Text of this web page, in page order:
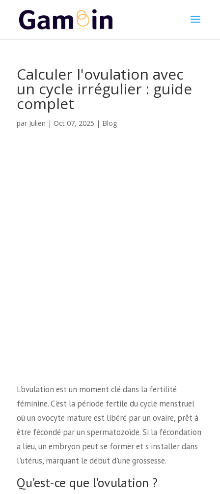
Calculer l'ovulation avec
un cycle irrégulier : guide
complet
par Julien | Oct 07, 2025 | Blog
L'ovulation est un moment clé dans la fertilité
féminine. C'est la période fertile du cycle menstruel
où un ovocyte mature est libéré par un ovaire, prêt à
être fécondé par un spermatozoïde. Si la fécondation
a lieu, un embryon peut se former et s'installer dans
l'utérus, marquant le début d'une grossesse.
Qu'est-ce que l'ovulation ?